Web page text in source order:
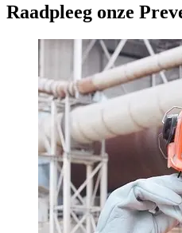
Raadpleeg onze